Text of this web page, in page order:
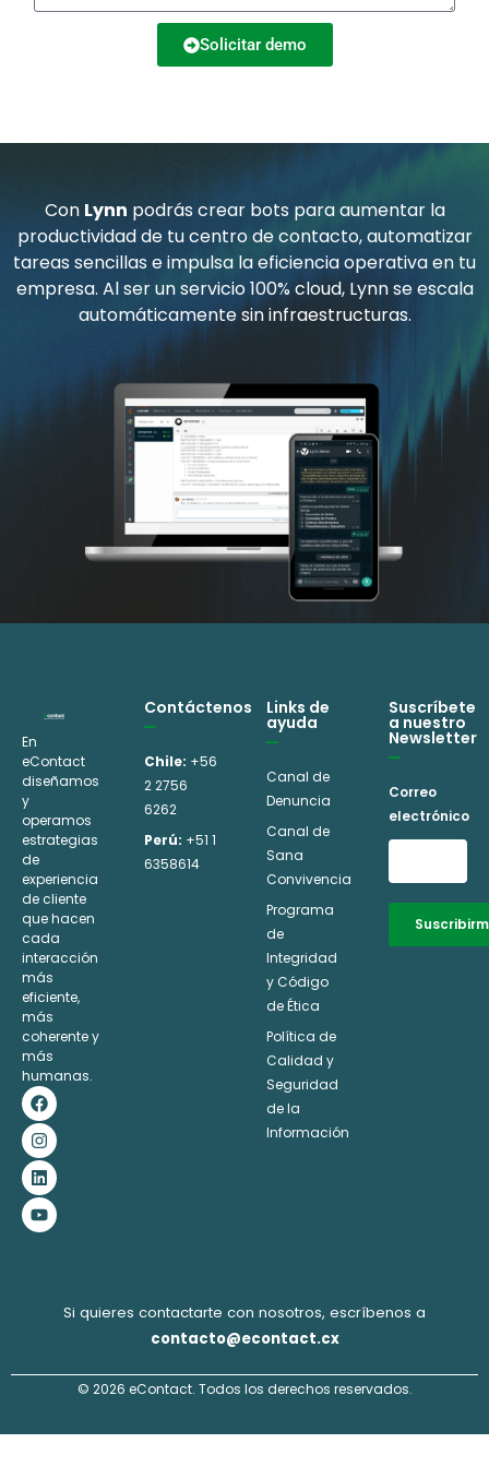
n
i
c
s
Solicitar demo
t
n
a
Con Lynn podrás crear bots para aumentar la
productividad de tu centro de contacto, automatizar
tareas sencillas e impulsa la eficiencia operativa en tu
empresa. Al ser un servicio 100% cloud, Lynn se escala
automáticamente sin infraestructuras.
En
eContact
diseñamos
y
operamos
estrategias
de
experiencia
de cliente
que hacen
cada
interacción
más
eficiente,
más
coherente y
más
humanas.
F
a
c
e
b
o
o
k
I
n
s
t
a
g
r
a
m
L
i
n
k
e
d
i
n
Y
o
u
t
u
b
e
Contáctenos
Chile: +56
2 2756
6262
Perú: +51 1
6358614
Links de
ayuda
Canal de
Denuncia
Canal de
Sana
Convivencia
Programa
de
Integridad
y Código
de Ética
Política de
Calidad y
Seguridad
de la
Información
Suscríbete
a nuestro
Newsletter
Correo
electrónico
Si quieres contactarte con nosotros, escríbenos a
contacto@econtact.cx
© 2026 eContact. Todos los derechos reservados.